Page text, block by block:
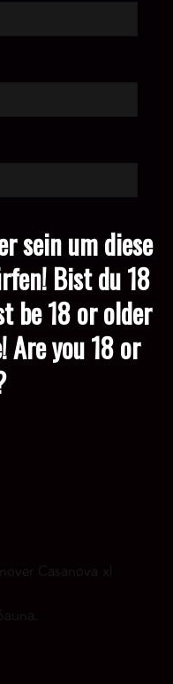
sein um diese
Bist du 18
be 18 or older
you 18 or
Casanova xl